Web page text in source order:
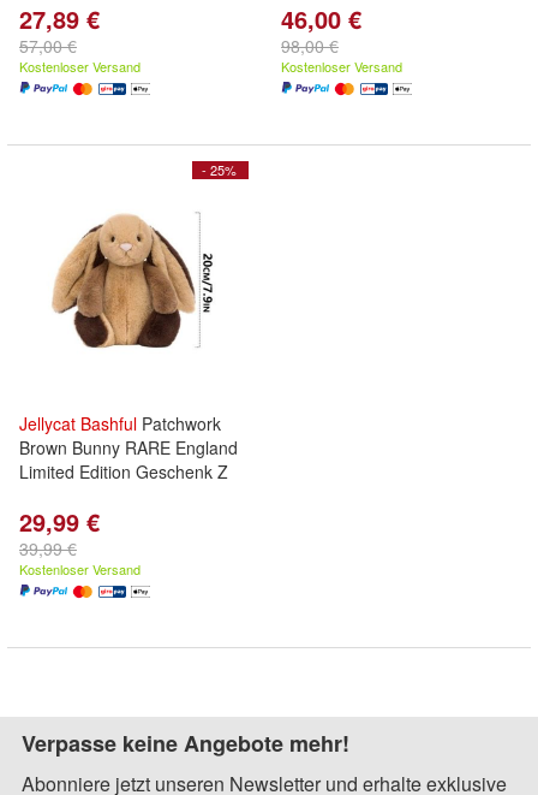
27,89 €
57,00 €
Kostenloser Versand
46,00 €
98,00 €
Kostenloser Versand
- 25%
Jellycat Bashful Patchwork
Brown Bunny RARE England
Limited Edition Geschenk Z
29,99 €
39,99 €
Kostenloser Versand
Verpasse keine Angebote mehr!
Abonniere jetzt unseren Newsletter und erhalte exklusive